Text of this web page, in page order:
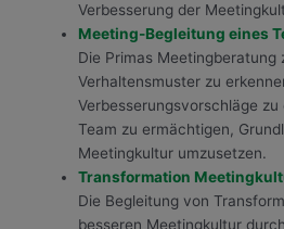
Verbesserung der
Meeting-Begleitung eines
Die Primas
Verhaltensmuster zu
Verbesserungsvorschläge
Team zu ermächtigen,
Meetingkultur umzusetzen.
Transformation
Die Begleitung von
besseren Meetingkultur